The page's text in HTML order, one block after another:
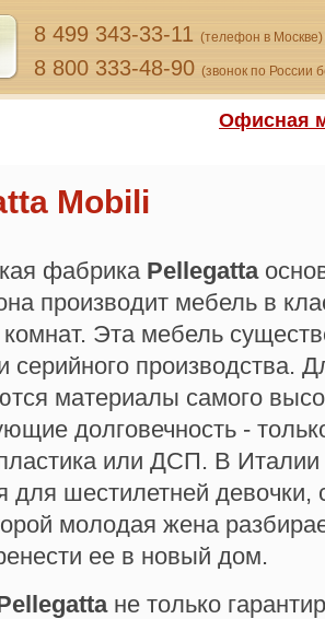
8 499 343-33-11 (телефон в Москве)
8 800 333-48-90 (звонок по России
Офисная
Mobili
фабрика Pellegatta
производит мебель в
комнат. Эта мебель
серийного производства.
материалы самого
долговечность -
или ДСП. В
для шестилетней
молодая жена
ее в новый дом.
не только